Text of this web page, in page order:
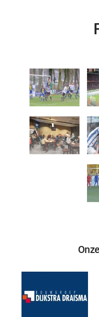
19 november 2019
Nederland -